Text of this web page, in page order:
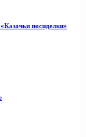
посиделки»